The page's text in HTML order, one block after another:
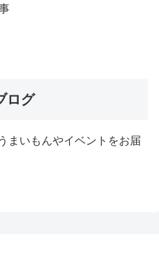
ログ
まいもんやイベントをお届